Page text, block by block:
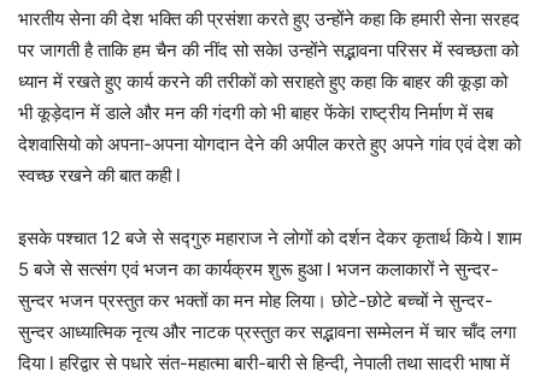
भारतीय सेना की देश भक्ति की प्रसंशा करते हुए उन्होंने कहा कि हमारी सेना सरहद
पर जागती है ताकि हम चैन की नींद सो सकेl उन्होंने सद्भावना परिसर में स्वच्छता को
ध्यान में रखते हुए कार्य करने की तरीकों को सराहते हुए कहा कि बाहर की कूड़ा को
भी कूड़ेदान में डाले और मन की गंदगी को भी बाहर फेंकेl राष्ट्रीय निर्माण में सब
देशवासियो को अपना-अपना योगदान देने की अपील करते हुए अपने गांव एवं देश को
स्वच्छ रखने की बात कही l
इसके पश्चात 12 बजे से सद्गुरु महाराज ने लोगों को दर्शन देकर कृतार्थ किये l शाम
5 बजे से सत्संग एवं भजन का कार्यक्रम शुरू हुआ l भजन कलाकारों ने सुन्दर-
सुन्दर भजन प्रस्तुत कर भक्तों का मन मोह लिया। छोटे-छोटे बच्चों ने सुन्दर-
सुन्दर आध्यात्मिक नृत्य और नाटक प्रस्तुत कर सद्भावना सम्मेलन में चार चाँद लगा
दिया l हरिद्वार से पधारे संत-महात्मा बारी-बारी से हिन्दी, नेपाली तथा सादरी भाषा में